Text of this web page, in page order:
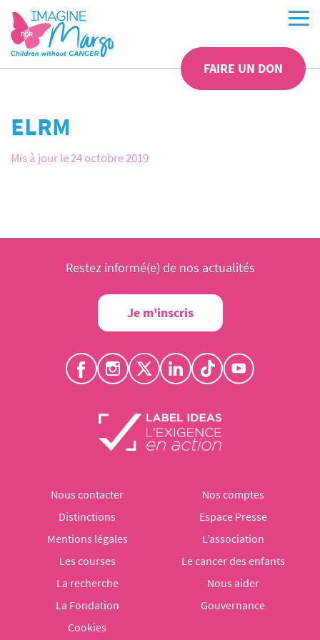
FAIRE UN DON
ELRM
Mis à jour le 24 octobre 2019
Restez informé(e) de nos actualités
Je m'inscris
Nous contacter
Nos comptes
Distinctions
Espace Presse
Mentions légales
L’association
Les courses
Le cancer des enfants
La recherche
Nous aider
La Fondation
Gouvernance
Cookies